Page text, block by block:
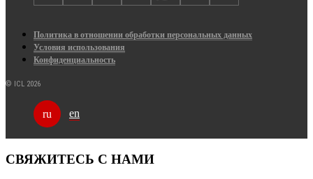
Политика в отношении обработки персональных данных
Условия использования
Конфиденциальность
© ICL 2026
ru en
СВЯЖИТЕСЬ С НАМИ